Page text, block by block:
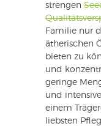
strengen
Familie nur
ätherischen
bieten zu
und
geringe
und
einem
liebsten